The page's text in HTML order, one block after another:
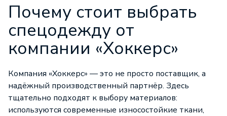
Почему стоит выбрать
спецодежду от
компании «Хоккерс»
Компания «Хоккерс» — это не просто поставщик, а
надёжный производственный партнёр. Здесь
тщательно подходят к выбору материалов:
используются современные износостойкие ткани,